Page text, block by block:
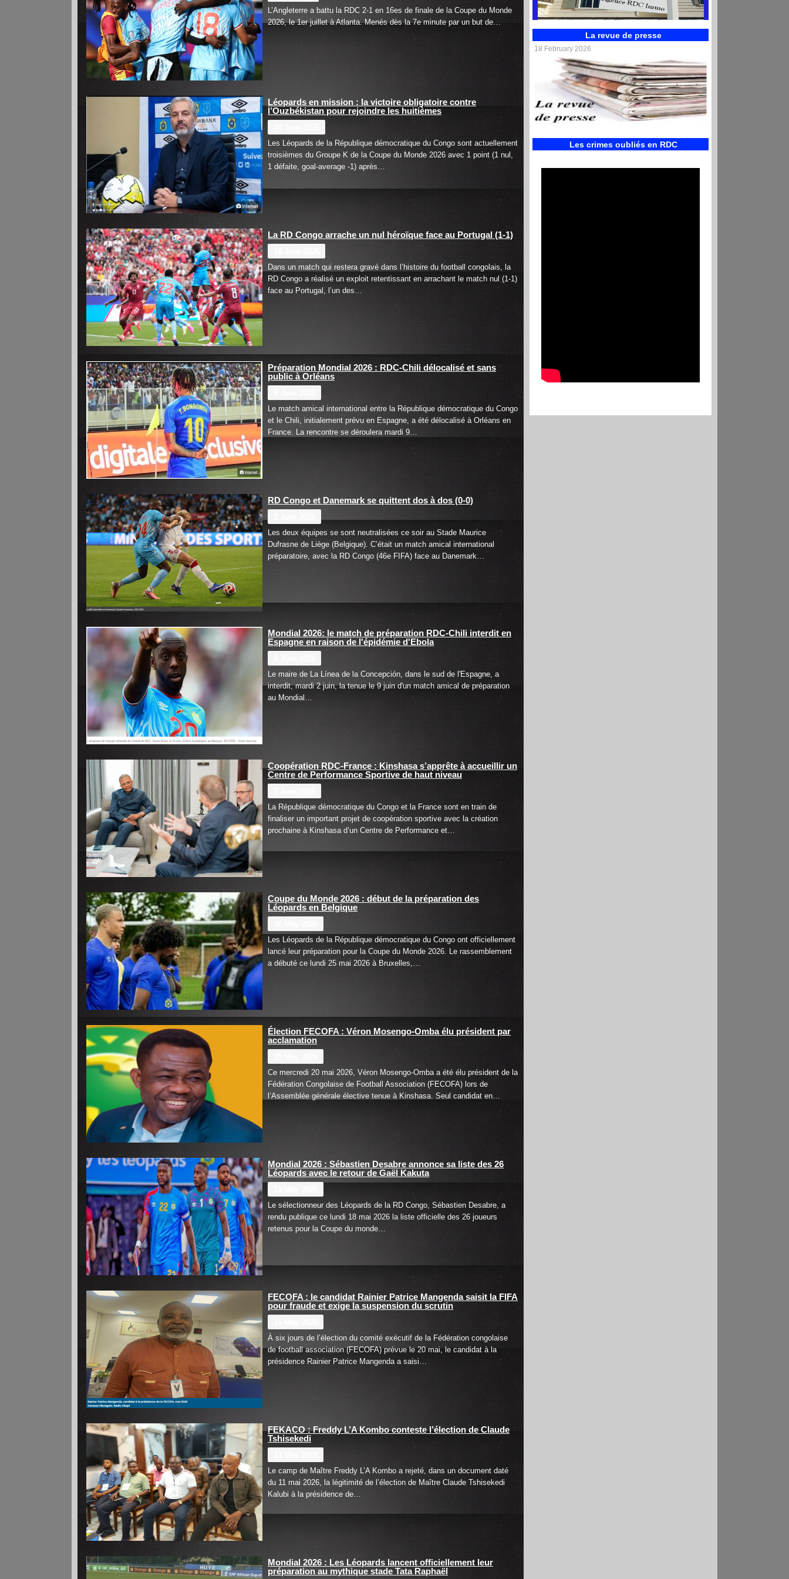
L’Angleterre a battu la RDC 2-1 en 16es de finale de la Coupe du Monde
2026, le 1er juillet à Atlanta. Menés dès la 7e minute par un but de…
Léopards en mission : la victoire obligatoire contre
l’Ouzbékistan pour rejoindre les huitièmes
Les Léopards de la République démocratique du Congo sont actuellement
troisièmes du Groupe K de la Coupe du Monde 2026 avec 1 point (1 nul,
1 défaite, goal-average -1) après…
La RD Congo arrache un nul héroïque face au Portugal (1-1)
Dans un match qui restera gravé dans l’histoire du football congolais, la
RD Congo a réalisé un exploit retentissant en arrachant le match nul (1-1)
face au Portugal, l’un des…
Préparation Mondial 2026 : RDC-Chili délocalisé et sans
public à Orléans
Le match amical international entre la République démocratique du Congo
et le Chili, initialement prévu en Espagne, a été délocalisé à Orléans en
France. La rencontre se déroulera mardi 9…
RD Congo et Danemark se quittent dos à dos (0-0)
Les deux équipes se sont neutralisées ce soir au Stade Maurice
Dufrasne de Liège (Belgique). C’était un match amical international
préparatoire, avec la RD Congo (46e FIFA) face au Danemark…
Mondial 2026: le match de préparation RDC-Chili interdit en
Espagne en raison de l'épidémie d'Ebola
Le maire de La Línea de la Concepción, dans le sud de l'Espagne, a
interdit, mardi 2 juin, la tenue le 9 juin d'un match amical de préparation
au Mondial…
Coopération RDC-France : Kinshasa s’apprête à accueillir un
Centre de Performance Sportive de haut niveau
La République démocratique du Congo et la France sont en train de
finaliser un important projet de coopération sportive avec la création
prochaine à Kinshasa d’un Centre de Performance et…
Coupe du Monde 2026 : début de la préparation des
Léopards en Belgique
Les Léopards de la République démocratique du Congo ont officiellement
lancé leur préparation pour la Coupe du Monde 2026. Le rassemblement
a débuté ce lundi 25 mai 2026 à Bruxelles,…
Élection FECOFA : Véron Mosengo-Omba élu président par
acclamation
Ce mercredi 20 mai 2026, Véron Mosengo-Omba a été élu président de la
Fédération Congolaise de Football Association (FECOFA) lors de
l’Assemblée générale élective tenue à Kinshasa. Seul candidat en…
Mondial 2026 : Sébastien Desabre annonce sa liste des 26
Léopards avec le retour de Gaël Kakuta
Le sélectionneur des Léopards de la RD Congo, Sébastien Desabre, a
rendu publique ce lundi 18 mai 2026 la liste officielle des 26 joueurs
retenus pour la Coupe du monde…
FECOFA : le candidat Rainier Patrice Mangenda saisit la FIFA
pour fraude et exige la suspension du scrutin
À six jours de l’élection du comité exécutif de la Fédération congolaise
de football association (FECOFA) prévue le 20 mai, le candidat à la
présidence Rainier Patrice Mangenda a saisi…
FEKACO : Freddy L’A Kombo conteste l’élection de Claude
Tshisekedi
Le camp de Maître Freddy L’A Kombo a rejeté, dans un document daté
du 11 mai 2026, la légitimité de l’élection de Maître Claude Tshisekedi
Kalubi à la présidence de…
Mondial 2026 : Les Léopards lancent officiellement leur
préparation au mythique stade Tata Raphaël
RDC médiacom
www.rdcimmo.com
La revue de presse
18 February 2026
Les crimes oubliés en RDC